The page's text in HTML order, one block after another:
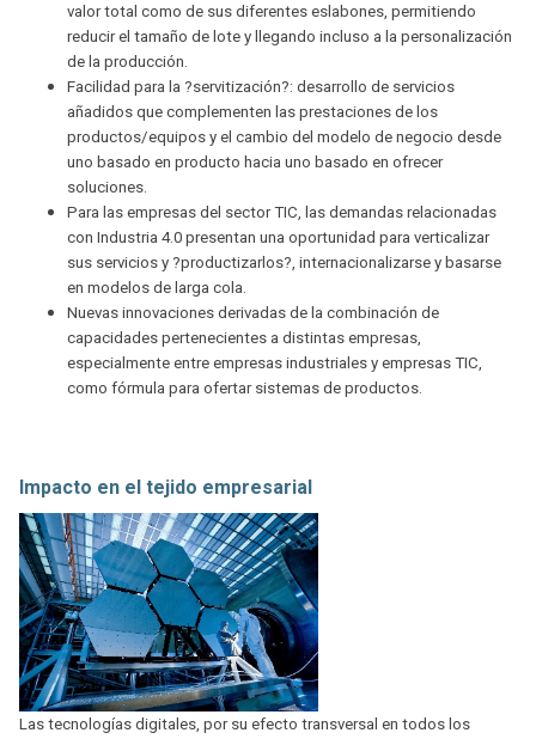
valor total como de sus diferentes eslabones, permitiendo
reducir el tamaño de lote y llegando incluso a la personalización
de la producción.
Facilidad para la ?servitización?: desarrollo de servicios
añadidos que complementen las prestaciones de los
productos/equipos y el cambio del modelo de negocio desde
uno basado en producto hacia uno basado en ofrecer
soluciones.
Para las empresas del sector TIC, las demandas relacionadas
con Industria 4.0 presentan una oportunidad para verticalizar
sus servicios y ?productizarlos?, internacionalizarse y basarse
en modelos de larga cola.
Nuevas innovaciones derivadas de la combinación de
capacidades pertenecientes a distintas empresas,
especialmente entre empresas industriales y empresas TIC,
como fórmula para ofertar sistemas de productos.
Impacto en el tejido empresarial
Las tecnologías digitales, por su efecto transversal en todos los